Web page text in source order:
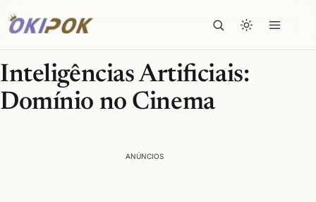
Inteligências Artificiais:
Domínio no Cinema
ANÚNCIOS